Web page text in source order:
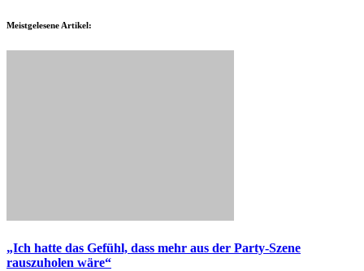
Meistgelesene Artikel:
„Ich hatte das Gefühl, dass mehr aus der Party-Szene
rauszuholen wäre“